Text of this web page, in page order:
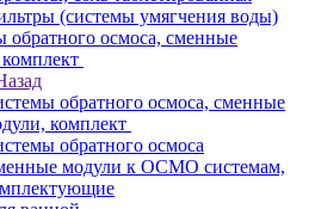
(системы умягчения воды)
обратного осмоса, сменные
обратного осмоса, сменные
комплект
обратного осмоса
модули к ОСМО системам,